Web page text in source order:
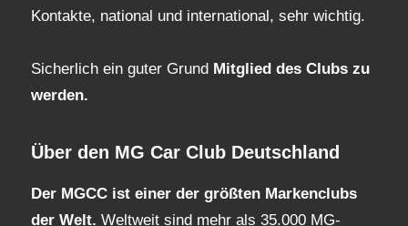
Kontakte, national und international, sehr wichtig.
Sicherlich ein guter Grund Mitglied des Clubs zu
werden.
Über den MG Car Club Deutschland
Der MGCC ist einer der größten Markenclubs
der Welt. Weltweit sind mehr als 35.000 MG-